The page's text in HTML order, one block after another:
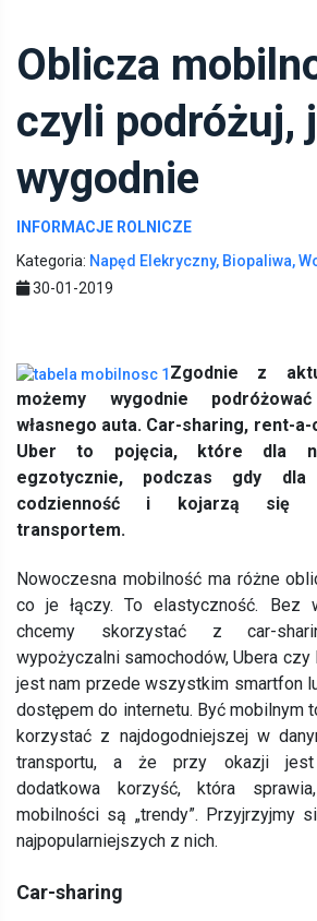
Oblicza
czyli podróżuj,
wygodnie
INFORMACJE ROLNICZE
Kategoria: Napęd Elekryczny, Biopaliwa,
30-01-2019
Zgodnie z
możemy wygodnie
własnego auta. Car-sharing, rent-
Uber to pojęcia, które dla
egzotycznie, podczas gdy dla
codzienność i kojarzą się z
transportem.
Nowoczesna mobilność ma różne
co je łączy. To elastyczność. Bez
chcemy skorzystać z car-
wypożyczalni samochodów, Ubera czy
jest nam przede wszystkim smartfon
dostępem do internetu. Być mobilnym
korzystać z najdogodniejszej w
transportu, a że przy okazji jest
dodatkowa korzyść, która
mobilności są „trendy”. Przyjrzyjmy
najpopularniejszych z nich.
Car-sharing